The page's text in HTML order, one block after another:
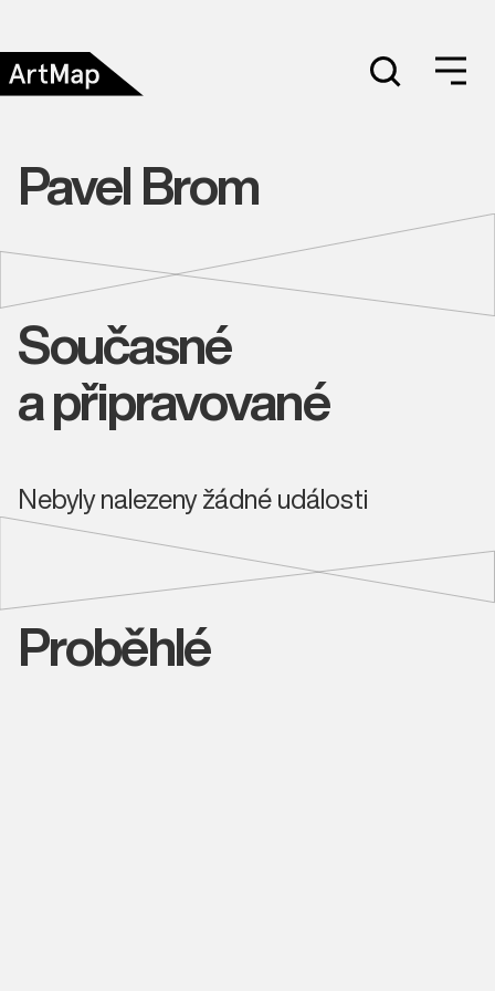
Pavel Brom
Současné
a připravované
Nebyly nalezeny žádné události
Proběhlé